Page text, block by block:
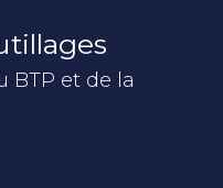
BTP et de la